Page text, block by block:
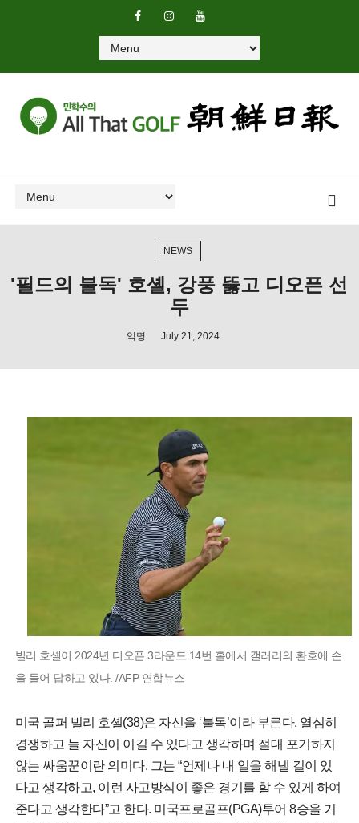
NEWS
'필드의 불독' 호셸, 강풍 뚫고 디오픈 선
두
익명 July 21, 2024
빌리 호셸이 2024년 디오픈 3라운드 14번 홀에서 갤러리의 환호에 손
을 들어 답하고 있다. /AFP 연합뉴스
미국 골퍼 빌리 호셸(38)은 자신을 ‘불독’이라 부른다. 열심히
경쟁하고 늘 자신이 이길 수 있다고 생각하며 절대 포기하지
않는 싸움꾼이란 의미다. 그는 “언제나 내 일을 해낼 길이 있
다고 생각하고, 이런 사고방식이 좋은 경기를 할 수 있게 하여
준다고 생각한다”고 한다. 미국프로골프(PGA)투어 8승을 거